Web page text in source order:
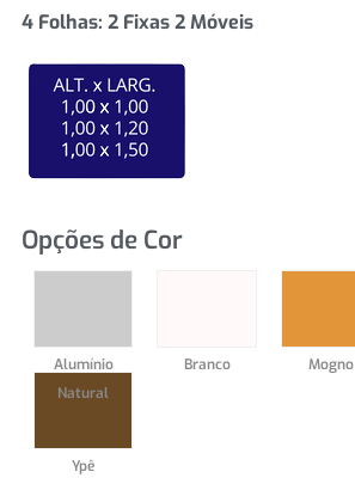
4 Folhas: 2 Fixas 2 Móveis
Opções de Cor
Alumínio
Natural
Branco Mogno
Ypê